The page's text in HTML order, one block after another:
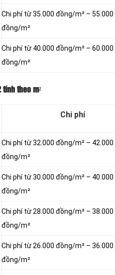
Chi phí từ 35.000 đồng/m² – 55.000
đồng/m²
Chi phí từ 40.000 đồng/m² – 60.000
đồng/m²
theo m²
Chi phí
Chi phí từ 32.000 đồng/m² – 42.000
đồng/m²
Chi phí từ 30.000 đồng/m² – 40.000
đồng/m²
Chi phí từ 28.000 đồng/m² – 38.000
đồng/m²
Chi phí từ 26.000 đồng/m² – 36.000
đồng/m²